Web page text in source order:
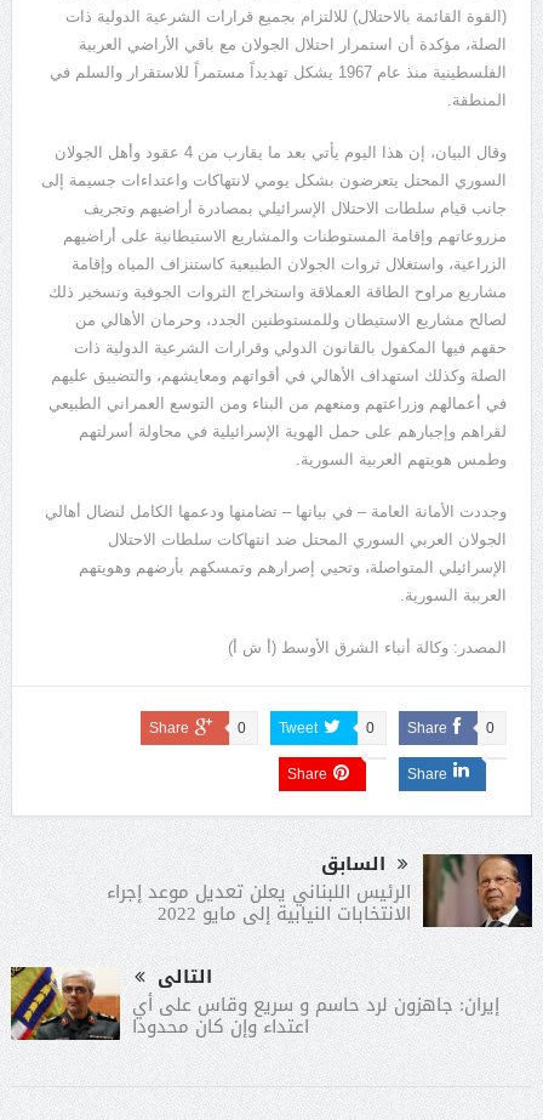
(القوة القائمة بالاحتلال) للالتزام بجميع قرارات الشرعية الدولية ذات
الصلة، مؤكدة أن استمرار احتلال الجولان مع باقي الأراضي العربية
الفلسطينية منذ عام 1967 يشكل تهديداً مستمراً للاستقرار والسلم في
المنطقة.
وقال البيان، إن هذا اليوم يأتي بعد ما يقارب من 4 عقود وأهل الجولان
السوري المحتل يتعرضون بشكل يومي لانتهاكات واعتداءات جسيمة إلى
جانب قيام سلطات الاحتلال الإسرائيلي بمصادرة أراضيهم وتجريف
مزروعاتهم وإقامة المستوطنات والمشاريع الاستيطانية على أراضيهم
الزراعية، واستغلال ثروات الجولان الطبيعية كاستنزاف المياه وإقامة
مشاريع مراوح الطاقة العملاقة واستخراج الثروات الجوفية وتسخير ذلك
لصالح مشاريع الاستيطان وللمستوطنين الجدد، وحرمان الأهالي من
حقهم فيها المكفول بالقانون الدولي وقرارات الشرعية الدولية ذات
الصلة وكذلك استهداف الأهالي في أقواتهم ومعايشهم، والتضييق عليهم
في أعمالهم وزراعتهم ومنعهم من البناء ومن التوسع العمراني الطبيعي
لقراهم وإجبارهم على حمل الهوية الإسرائيلية في محاولة أسرلتهم
وطمس هويتهم العربية السورية.
وجددت الأمانة العامة – في بيانها – تضامنها ودعمها الكامل لنضال أهالي
الجولان العربي السوري المحتل ضد انتهاكات سلطات الاحتلال
الإسرائيلي المتواصلة، وتحيي إصرارهم وتمسكهم بأرضهم وهويتهم
العربية السورية.
المصدر: وكالة أنباء الشرق الأوسط (أ ش أ)
Share 0
Tweet 0
Share 0
Share
Share
السابق
الرئيس اللبناني يعلن تعديل موعد إجراء
الانتخابات النيابية إلى مايو 2022
التالى
إيران: جاهزون لرد حاسم و سريع وقاس على أي
اعتداء وإن كان محدودا